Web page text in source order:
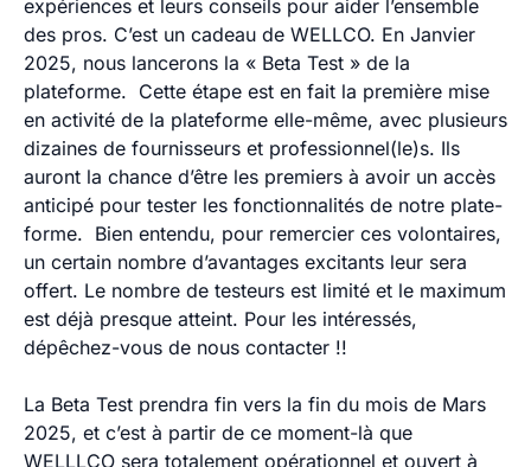
expériences et leurs conseils pour aider l’ensemble
des pros. C’est un cadeau de WELLCO. En Janvier
2025, nous lancerons la « Beta Test » de la
plateforme. Cette étape est en fait la première mise
en activité de la plateforme elle-même, avec plusieurs
dizaines de fournisseurs et professionnel(le)s. Ils
auront la chance d’être les premiers à avoir un accès
anticipé pour tester les fonctionnalités de notre plate-
forme. Bien entendu, pour remercier ces volontaires,
un certain nombre d’avantages excitants leur sera
offert. Le nombre de testeurs est limité et le maximum
est déjà presque atteint. Pour les intéressés,
dépêchez-vous de nous contacter !!
La Beta Test prendra fin vers la fin du mois de Mars
2025, et c’est à partir de ce moment-là que
WELLLCO sera totalement opérationnel et ouvert à